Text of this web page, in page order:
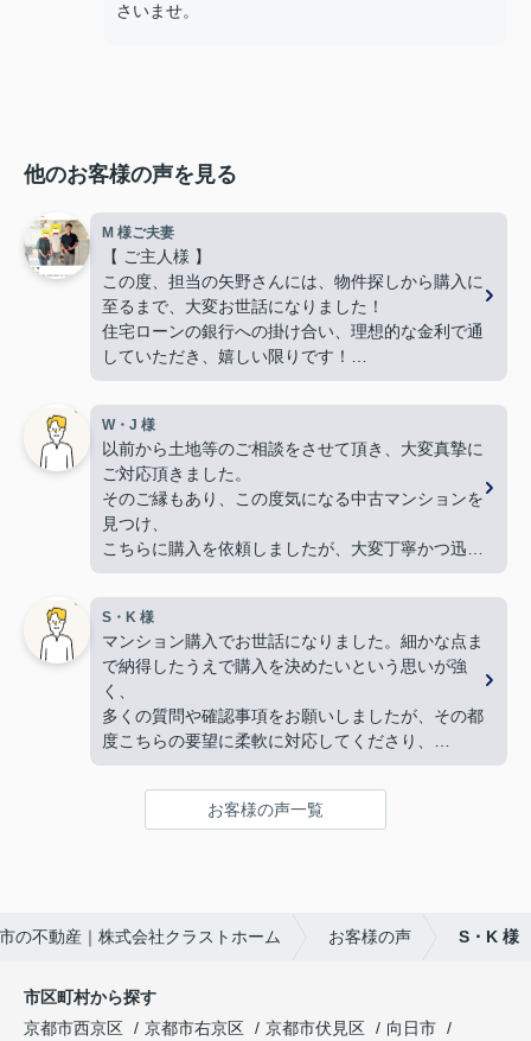
さいませ。
他のお客様の声を見る
M 様ご夫妻
【 ご主人様 】
この度、担当の矢野さんには、物件探しから購入に
至るまで、大変お世話になりました！
住宅ローンの銀行への掛け合い、理想的な金利で通
していただき、嬉しい限りです！
難しい希望や条件にもかかわらず、何件も何件も、
内覧の段取りをしてくださり、当初から親身に動い
てくださって、本当に感謝しています。
良い御縁に出会えました事、嬉しく思います。本当
にありがとうございました！
【 奥様 】
この度、担当して下さった矢野さんには、たいへん
大変お世話になり、
暑い暑い最中、こちらの要望に沿った物件探しに尽
力して下さり、
家族皆んなが笑顔になれる、素敵な家に出会えるこ
とができました。
購入にあたって、疑問や質問にも丁寧に説明して下
さり、各所に度々足を運んで下さり、連絡や報告な
ど常に迅速に対応して下さいました。
さんのお人柄に、
心から信頼させていただいています。
いと思います。
矢野さんのこれからのご活躍とご健勝を心よりお祈
W・J 様
以前から土地等のご相談をさせて頂き、大変真摯に
ご対応頂きました。
そのご縁もあり、この度気になる中古マンションを
見つけ、
こちらに購入を依頼しましたが、大変丁寧かつ迅速
な対応をして頂き満足しております。
手続きを丁寧に進行して下さるのに加え、
物件購入後の生活風景を同じ目線で考えてくださ
り、
下心のない対応に感銘を受けました。ありがとうご
ざいました。
S・K 様
マンション購入でお世話になりました。細かな点ま
で納得したうえで購入を決めたいという思いが強
く、
多くの質問や確認事項をお願いしましたが、その都
度こちらの要望に柔軟に対応してくださり、
気になることは私たちが納得できるまで丁寧に調べ
てくださいました。商談の際は、妻の体調にも気を
配っていただくなど、
不安も多くありましたが、安心して相談できる会
社・担当者様でした。
特に担当してくださった中野様、柴田様には大変お
世話になりました。誠実にご対応いただき、本当に
お客様の声一覧
の不動産｜株式会社クラストホーム お客様の声 S・K 様
市区町村から探す
京都市西京区
京都市右京区 京都市伏見区
向日市